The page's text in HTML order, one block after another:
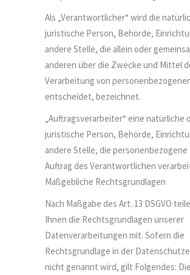
Als „Verantwortlicher“ wird die
juristische Person, Behörde,
andere Stelle, die allein oder
anderen über die Zwecke und Mittel
Verarbeitung von
entscheidet, bezeichnet.
„Auftragsverarbeiter“ eine natürliche
juristische Person, Behörde,
andere Stelle, die personenbezogene
Auftrag des Verantwortlichen
Maßgebliche Rechtsgrundlagen
Nach Maßgabe des Art. 13 DSGVO
Ihnen die Rechtsgrundlagen unserer
Datenverarbeitungen mit. Sofern die
Rechtsgrundlage in der
nicht genannt wird, gilt Folgendes: Die